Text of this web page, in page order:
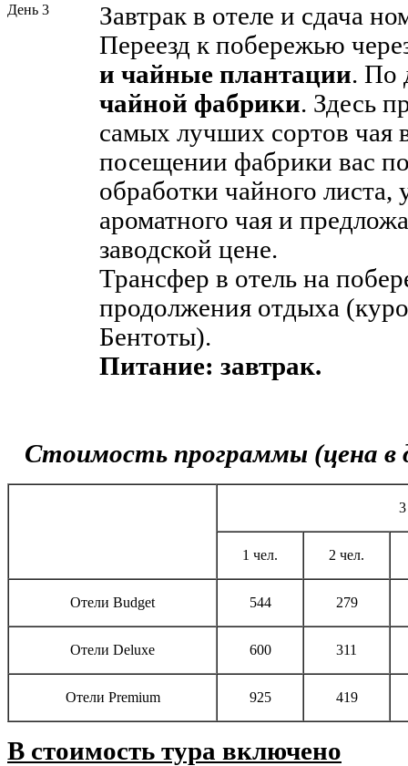
День 3
Завтрак в отеле и сдача
Переезд к побережью
и чайные плантации. По
чайной фабрики. Здесь
самых лучших сортов чая
посещении фабрики вас
обработки чайного листа,
ароматного чая и
заводской цене.
Трансфер в отель на
продолжения отдыха
Бентоты).
Питание: завтрак.
Стоимость программы (цена в
1 чел. 2 чел.
Отели Budget 544 279
Отели Deluxe 600 311
Отели Premium 925 419
В стоимость тура включено